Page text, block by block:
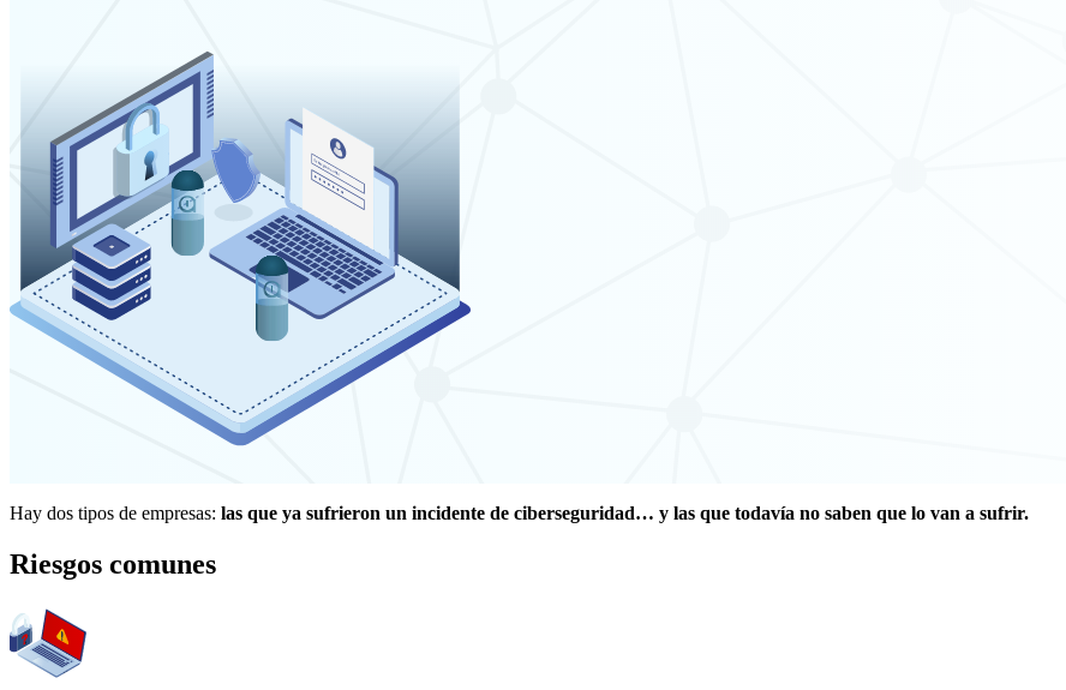
Hay dos tipos de empresas: las que ya sufrieron un incidente de ciberseguridad… y las que todavía no saben que lo van a sufrir.
Riesgos comunes